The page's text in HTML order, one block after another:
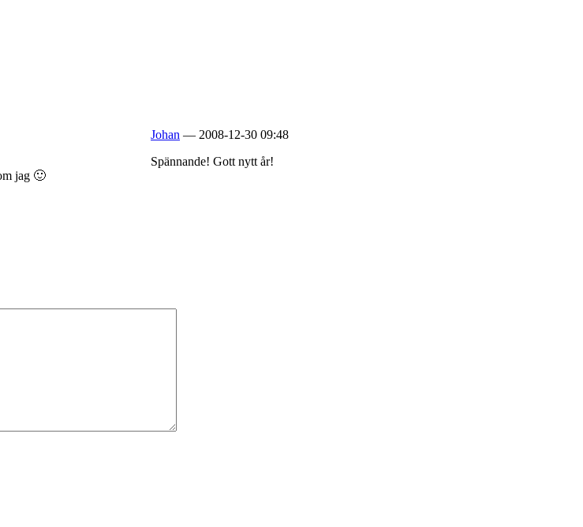
Johan — 2008-12-30 09:48
Spännande! Gott nytt år!
jag 🙂